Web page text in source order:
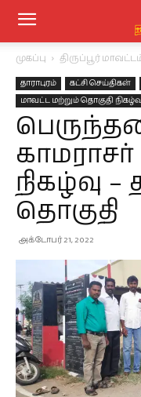
முகப்பு திருப்பூர்
தாராபுரம் கட்சி செய்திகள்
மாவட்ட மற்றும் தொகுதி
நிகழ்வு –
தொகுதி
அக்டோபர் 21, 2022